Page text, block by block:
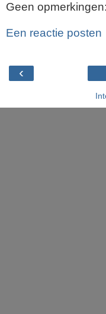
Geen opmerkingen:
Een reactie posten
‹